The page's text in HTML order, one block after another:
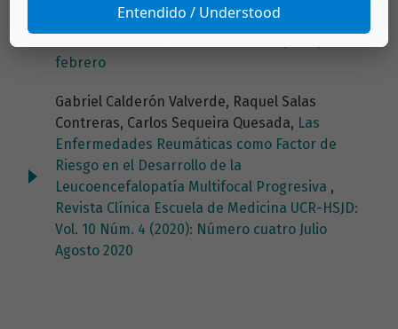
neuroleptospirosis, Revista Clínica Escuela de
febrero
Gabriel Calderón Valverde, Raquel Salas
Contreras, Carlos Sequeira Quesada, Las
Enfermedades Reumáticas como Factor de
Riesgo en el Desarrollo de la
Leucoencefalopatía Multifocal Progresiva ,
Revista Clínica Escuela de Medicina UCR-HSJD:
Vol. 10 Núm. 4 (2020): Número cuatro Julio
Agosto 2020
Entendido / Understood